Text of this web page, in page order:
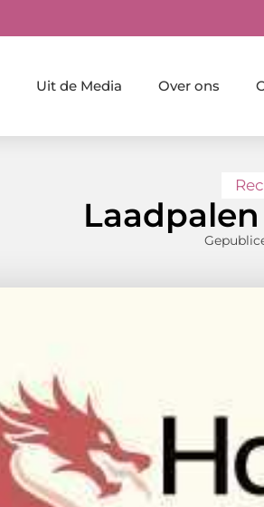
Uit de Media Over ons